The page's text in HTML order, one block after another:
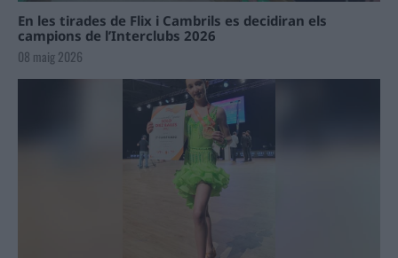
En les tirades de Flix i Cambrils es decidiran els
campions de l’Interclubs 2026
08 maig 2026